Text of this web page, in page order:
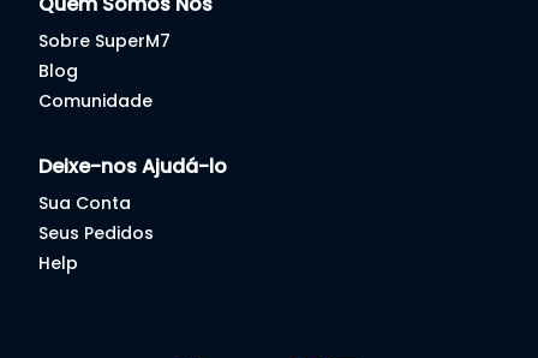
Sobre SuperM7
Blog
Comunidade
Deixe-nos Ajudá-lo
Sua Conta
Seus Pedidos
Help